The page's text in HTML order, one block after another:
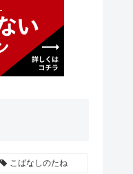
こばなしのたね